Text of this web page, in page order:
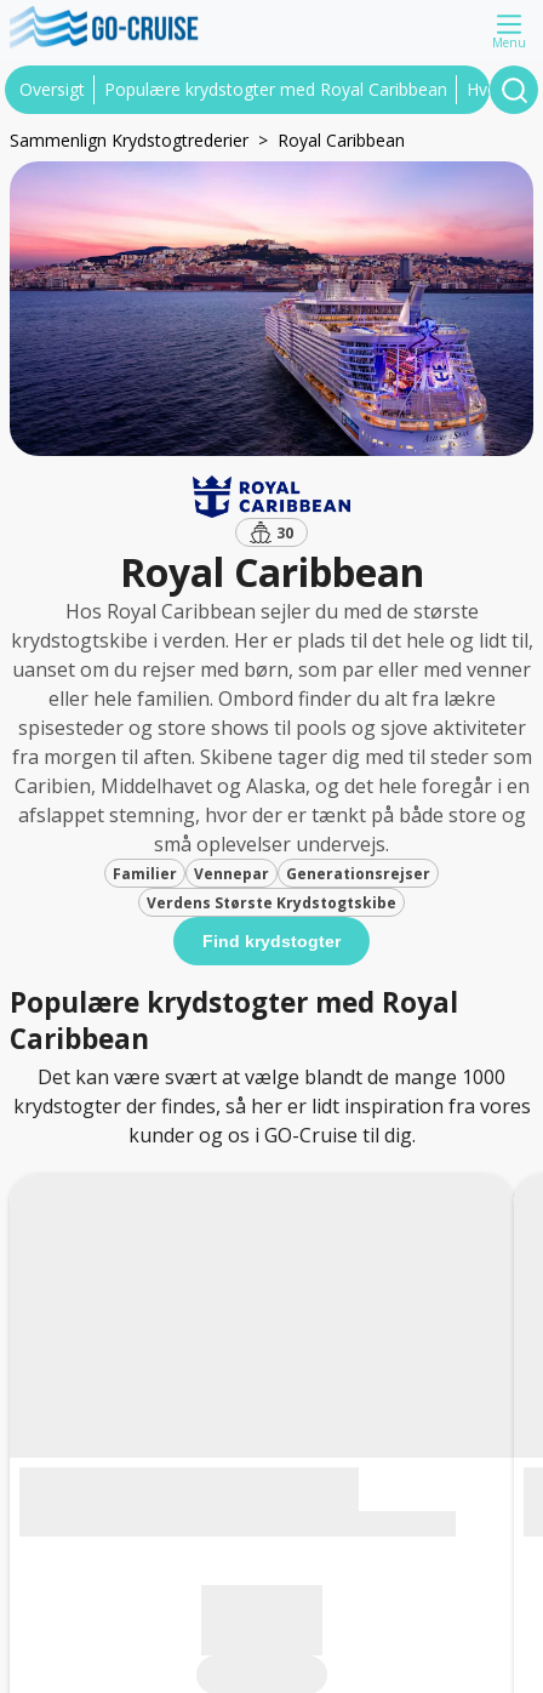
Menu
Oversigt Populære krydstogter med Royal Caribbean Hvorfor
Sammenlign Krydstogtrederier Royal Caribbean
30
Royal Caribbean
Hos Royal Caribbean sejler du med de største
krydstogtskibe i verden. Her er plads til det hele og lidt til,
uanset om du rejser med børn, som par eller med venner
eller hele familien. Ombord finder du alt fra lækre
spisesteder og store shows til pools og sjove aktiviteter
fra morgen til aften. Skibene tager dig med til steder som
Caribien, Middelhavet og Alaska, og det hele foregår i en
afslappet stemning, hvor der er tænkt på både store og
små oplevelser undervejs.
Familier Vennepar
Generationsrejser
Verdens Største Krydstogtskibe
Find krydstogter
Populære krydstogter med Royal
Caribbean
Det kan være svært at vælge blandt de mange 1000
krydstogter der findes, så her er lidt inspiration fra vores
kunder og os i GO-Cruise til dig.